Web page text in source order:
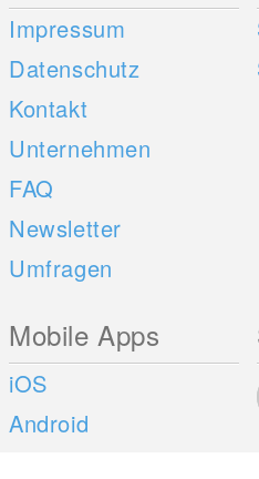
Impressum
Datenschutz
Kontakt
Unternehmen
FAQ
Newsletter
Umfragen
Mobile Apps
iOS
Android